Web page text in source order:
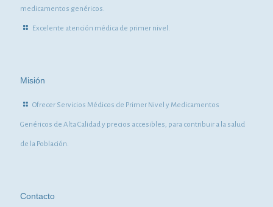
medicamentos genéricos.
Excelente atención médica de primer nivel.
Misión
Ofrecer Servicios Médicos de Primer Nivel y Medicamentos
Genéricos de Alta Calidad y precios accesibles, para contribuir a la salud
de la Población.
Contacto